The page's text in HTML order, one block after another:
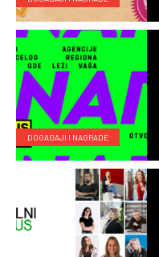
DOGAĐAJI I NAGRADE